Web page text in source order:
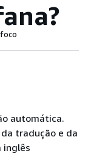
automática.
tradução e da
inglês